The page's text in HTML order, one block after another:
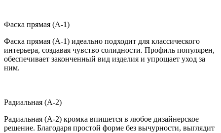
Фаска прямая (A-1)
Фаска прямая (A-1) идеально подходит для классического
интерьера, создавая чувство солидности. Профиль популярен,
обеспечивает законченный вид изделия и упрощает уход за
ним.
Радиальная (A-2)
Радиальная (A-2) кромка впишется в любое дизайнерское
решение. Благодаря простой форме без вычурности, выглядит